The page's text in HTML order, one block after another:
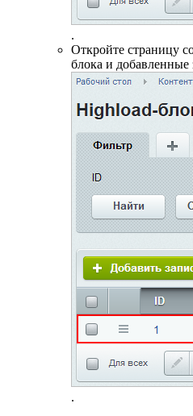
.
Откройте страницу
блока и добавленные
.